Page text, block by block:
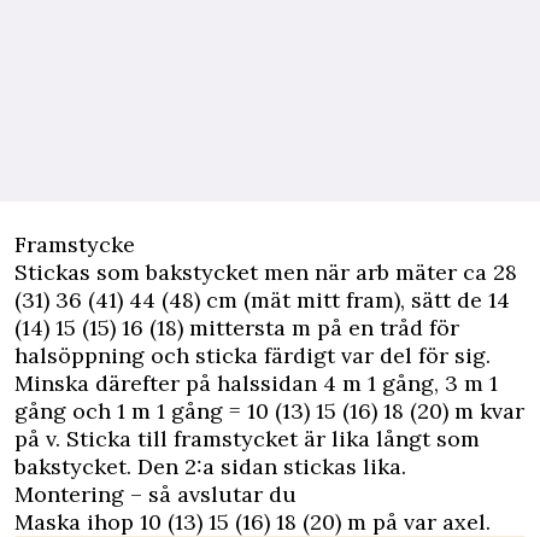
Framstycke
Stickas som bakstycket men när arb mäter ca 28
(31) 36 (41) 44 (48) cm (mät mitt fram), sätt de 14
(14) 15 (15) 16 (18) mittersta m på en tråd för
halsöppning och sticka färdigt var del för sig.
Minska därefter på halssidan 4 m 1 gång, 3 m 1
gång och 1 m 1 gång = 10 (13) 15 (16) 18 (20) m kvar
på v. Sticka till framstycket är lika långt som
bakstycket. Den 2:a sidan stickas lika.
Montering – så avslutar du
Maska ihop 10 (13) 15 (16) 18 (20) m på var axel.